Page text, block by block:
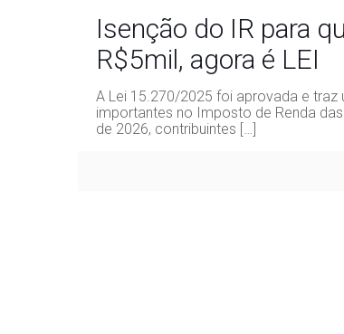
Isenção do IR para
R$5mil, agora é LEI
A Lei 15.270/2025 foi aprovada e
importantes no Imposto de Renda
de 2026, contribuintes […]